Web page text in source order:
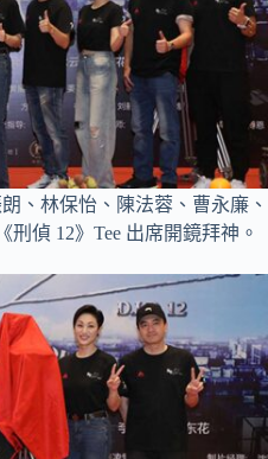
、林保怡、陳法蓉、曹永廉、
偵 12》Tee 出席開鏡拜神。